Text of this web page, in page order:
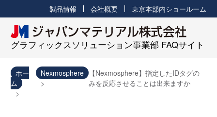
グラフィックスソリューション事業部 FAQサイト
製品情報 会社概要 東京本部内ショールーム
ホー
ム
Nexmosphere
【Nexmosphere】指定したIDタグの
みを反応させることは出来ますか